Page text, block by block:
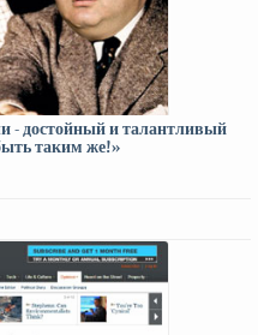
- достойный и талантливый
таким же!»